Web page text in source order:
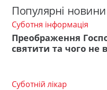
Популярні новини
Суботня інформація
Преображення
святити та чого не
Суботній лікар